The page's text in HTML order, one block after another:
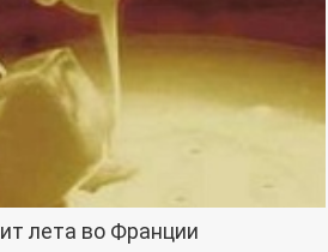
лета во Франции